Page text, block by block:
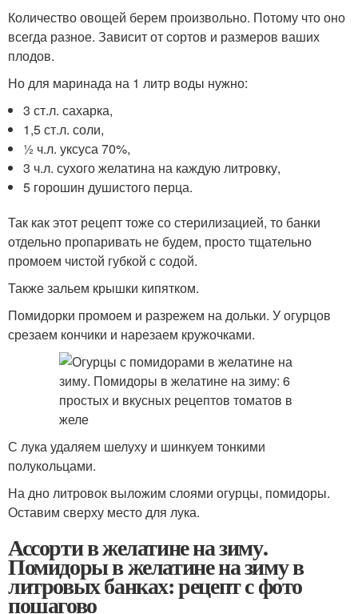
Количество овощей берем произвольно. Потому что оно
всегда разное. Зависит от сортов и размеров ваших
плодов.
Но для маринада на 1 литр воды нужно:
3 ст.л. сахарка,
1,5 ст.л. соли,
½ ч.л. уксуса 70%,
3 ч.л. сухого желатина на каждую литровку,
5 горошин душистого перца.
Так как этот рецепт тоже со стерилизацией, то банки
отдельно пропаривать не будем, просто тщательно
промоем чистой губкой с содой.
Также зальем крышки кипятком.
Помидорки промоем и разрежем на дольки. У огурцов
срезаем кончики и нарезаем кружочками.
С лука удаляем шелуху и шинкуем тонкими
полукольцами.
На дно литровок выложим слоями огурцы, помидоры.
Оставим сверху место для лука.
Ассорти в желатине на зиму.
Помидоры в желатине на зиму в
литровых банках: рецепт с фото
пошагово